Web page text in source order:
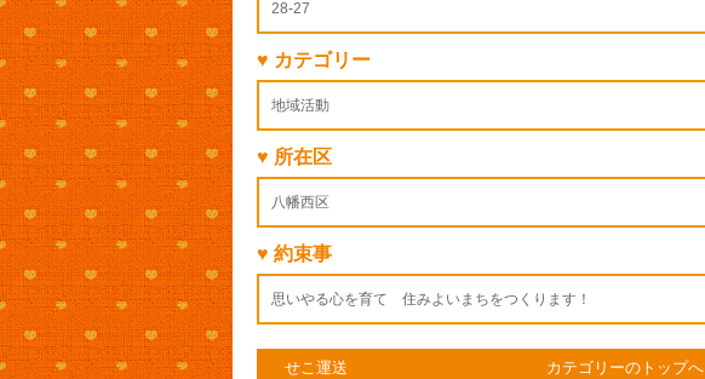
28-27
♥ カテゴリー
地域活動
♥ 所在区
八幡西区
♥ 約束事
思いやる心を育て 住みよいまちをつくります！
せこ運送 カテゴリーのトップへ